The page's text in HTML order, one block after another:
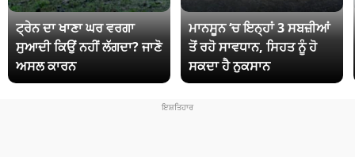
ਟ੍ਰੇਨ ਦਾ ਖਾਣਾ ਘਰ ਵਰਗਾ
ਸੁਆਦੀ ਕਿਉਂ ਨਹੀਂ ਲੱਗਦਾ? ਜਾਣੋ
ਅਸਲ ਕਾਰਨ
ਮਾਨਸੂਨ ‘ਚ ਇਨ੍ਹਾਂ 3 ਸਬਜ਼ੀਆਂ
ਤੋਂ ਰਹੋ ਸਾਵਧਾਨ, ਸਿਹਤ ਨੂੰ ਹੋ
ਸਕਦਾ ਹੈ ਨੁਕਸਾਨ